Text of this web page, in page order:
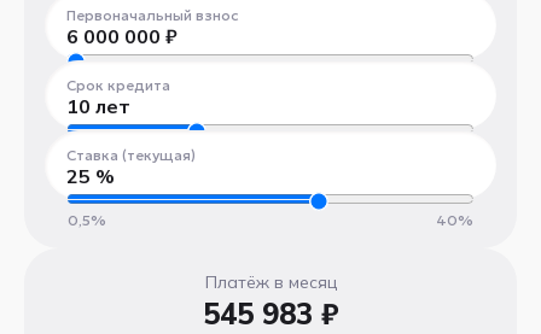
300 000 ₽
Первоначальный взнос
6 000 000 ₽
300 000 ₽
Срок кредита
10 лет
1 год
Ставка (текущая)
25 %
0,5% 40%
Платёж в месяц
545 983 ₽